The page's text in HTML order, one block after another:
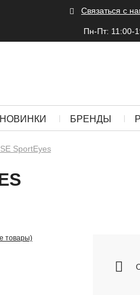
Связаться с
Пн-Пт: 11:00-
НОВИНКИ БРЕНДЫ
SportEyes
товары)